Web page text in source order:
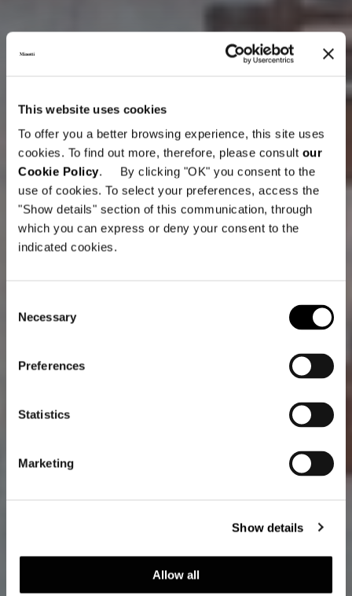
This website uses cookies
To offer you a better browsing experience, this site uses
cookies. To find out more, therefore, please consult our
Cookie Policy. By clicking "OK" you consent to the
use of cookies. To select your preferences, access the
"Show details" section of this communication, through
which you can express or deny your consent to the
indicated cookies.
Selection
Necessary
Preferences
Statistics
Marketing
Show details
Allow all